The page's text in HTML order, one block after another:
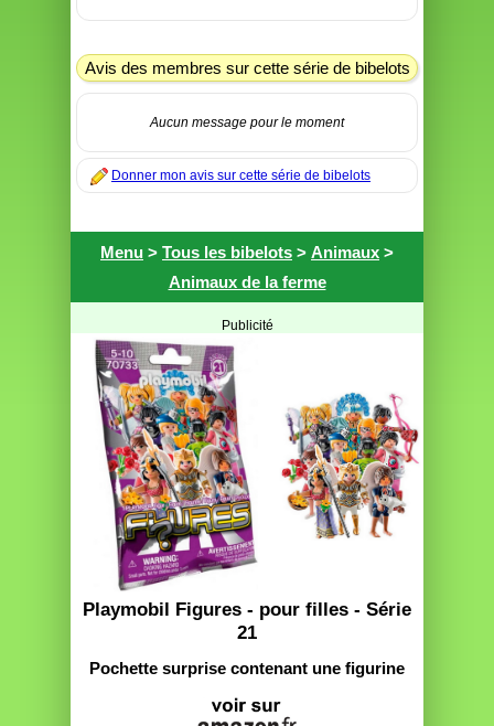
Avis des membres sur cette série de bibelots
Aucun message pour le moment
Donner mon avis sur cette série de bibelots
Menu > Tous les bibelots > Animaux >
Animaux de la ferme
Publicité
Playmobil Figures - pour filles - Série
21
Pochette surprise contenant une figurine